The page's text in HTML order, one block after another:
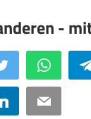
Twitter WhatsApp
LinkedIn Email